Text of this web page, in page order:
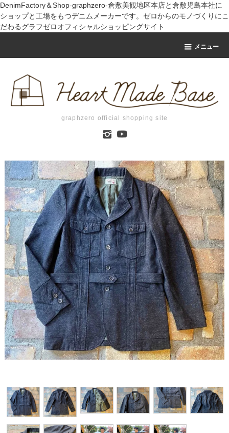
DenimFactory＆Shop-graphzero-倉敷美観地区本店と倉敷児島本社に
ショップと工場をもつデニムメーカーです。ゼロからのモノづくりにこ
だわるグラフゼロオフィシャルショッピングサイト
メニュー
graphzero official shopping site